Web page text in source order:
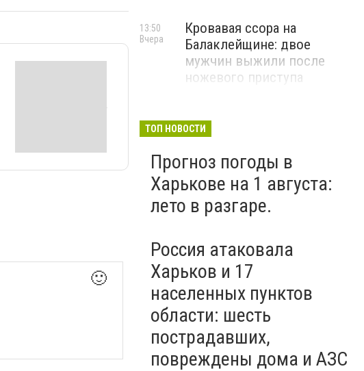
🙂
Кровавая ссора на
Балаклейщине: двое
мужчин выжили после
ножевого приступа
13:50
Вчера
тариф на воду и водоотвод
Вчера
ТОП НОВОСТИ
Прогноз погоды в
Харькове на 1 августа:
лето в разгаре.
Россия атаковала
Харьков и 17
населенных пунктов
области: шесть
пострадавших,
повреждены дома и АЗС